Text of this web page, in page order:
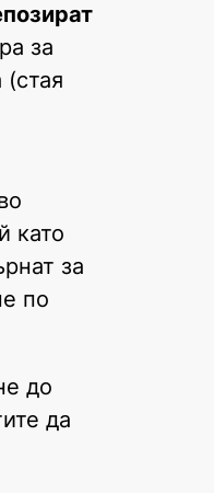
за
като
за
по
до
да